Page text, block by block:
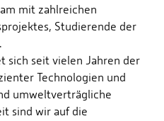
mit zahlreichen
Studierende der
sich seit vielen Jahren der
Technologien und
umweltverträgliche
sind wir auf die